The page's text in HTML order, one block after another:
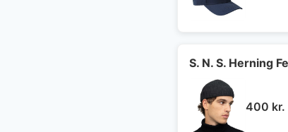
S. N. S. Herning
400 kr.